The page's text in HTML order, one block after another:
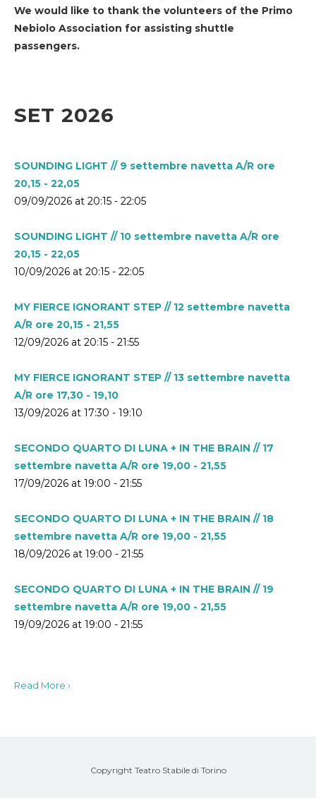
We would like to thank the volunteers of the Primo
Nebiolo Association for assisting shuttle
passengers.
SET 2026
SOUNDING LIGHT // 9 settembre navetta A/R ore
20,15 - 22,05
09/09/2026 at 20:15 - 22:05
SOUNDING LIGHT // 10 settembre navetta A/R ore
20,15 - 22,05
10/09/2026 at 20:15 - 22:05
MY FIERCE IGNORANT STEP // 12 settembre navetta
A/R ore 20,15 - 21,55
12/09/2026 at 20:15 - 21:55
MY FIERCE IGNORANT STEP // 13 settembre navetta
A/R ore 17,30 - 19,10
13/09/2026 at 17:30 - 19:10
SECONDO QUARTO DI LUNA + IN THE BRAIN // 17
settembre navetta A/R ore 19,00 - 21,55
17/09/2026 at 19:00 - 21:55
SECONDO QUARTO DI LUNA + IN THE BRAIN // 18
settembre navetta A/R ore 19,00 - 21,55
18/09/2026 at 19:00 - 21:55
SECONDO QUARTO DI LUNA + IN THE BRAIN // 19
settembre navetta A/R ore 19,00 - 21,55
19/09/2026 at 19:00 - 21:55
Read More ›
Copyright Teatro Stabile di Torino